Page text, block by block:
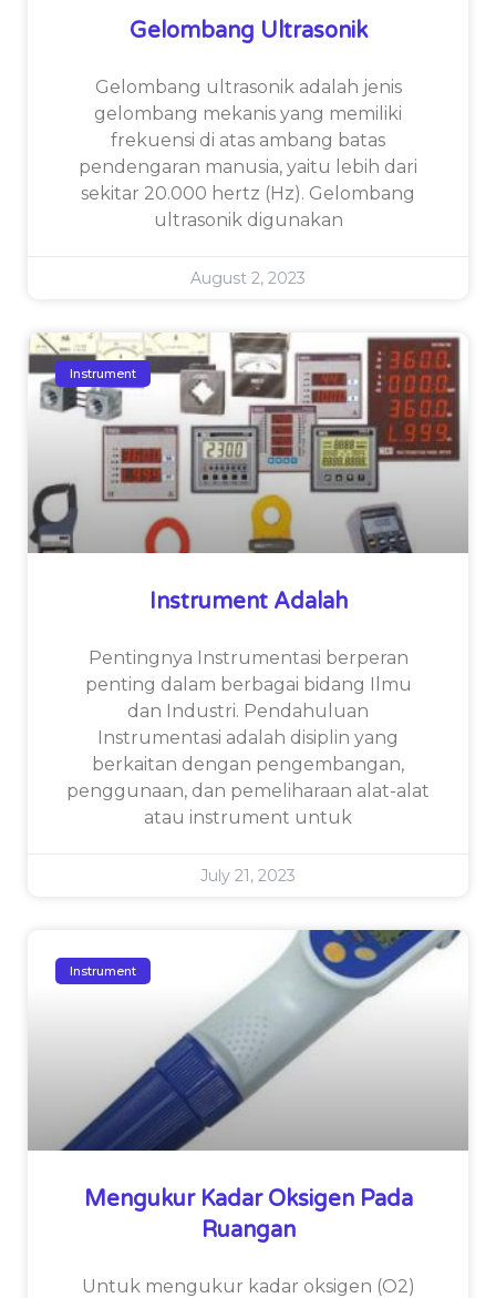
Gelombang Ultrasonik
Gelombang ultrasonik adalah jenis
gelombang mekanis yang memiliki
frekuensi di atas ambang batas
pendengaran manusia, yaitu lebih dari
sekitar 20.000 hertz (Hz). Gelombang
ultrasonik digunakan
August 2, 2023
Instrument
Instrument Adalah
Pentingnya Instrumentasi berperan
penting dalam berbagai bidang Ilmu
dan Industri. Pendahuluan
Instrumentasi adalah disiplin yang
berkaitan dengan pengembangan,
penggunaan, dan pemeliharaan alat-alat
atau instrument untuk
July 21, 2023
Instrument
Mengukur Kadar Oksigen Pada
Ruangan
Untuk mengukur kadar oksigen (O2)